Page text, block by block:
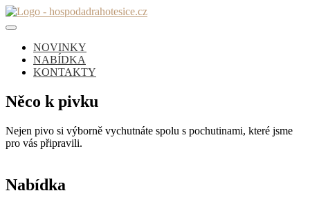
Skip
to
Obecní hospoda Drahotěšice
NOVINKY
NABÍDKA
KONTAKTY
Něco k pivku
Nejen pivo si výborně vychutnáte spolu s pochutinami, které jsme
pro vás připravili.
Nabídka